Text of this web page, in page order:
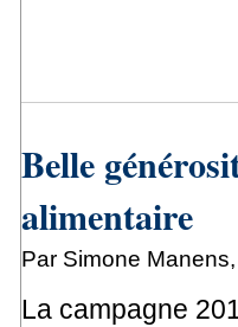
Belle
alimentaire
Par Simone
La campagne